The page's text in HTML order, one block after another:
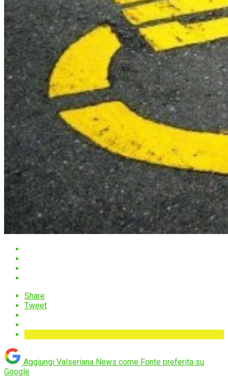
Share
Tweet
Aggiungi Valseriana News come Fonte preferita su
Google